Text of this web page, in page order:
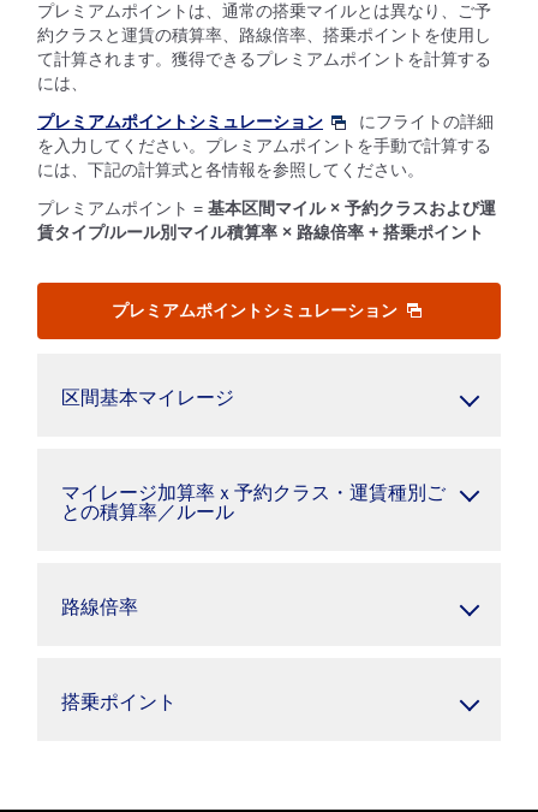
プレミアムポイントは、通常の搭乗マイルとは異なり、ご予
約クラスと運賃の積算率、路線倍率、搭乗ポイントを使用し
て計算されます。獲得できるプレミアムポイントを計算する
には、
プレミアムポイントシミュレーション
にフライトの詳細
を入力してください。プレミアムポイントを手動で計算する
には、下記の計算式と各情報を参照してください。
プレミアムポイント = 基本区間マイル × 予約クラスおよび運
賃タイプ/ルール別マイル積算率 × 路線倍率 + 搭乗ポイント
プレミアムポイントシミュレーション
区間基本マイレージ
マイレージ加算率ｘ予約クラス・運賃種別ご
との積算率／ルール
路線倍率
搭乗ポイント